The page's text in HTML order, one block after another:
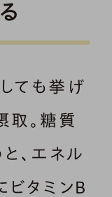
ても挙げ
取。糖質
、エネル
ビタミンB